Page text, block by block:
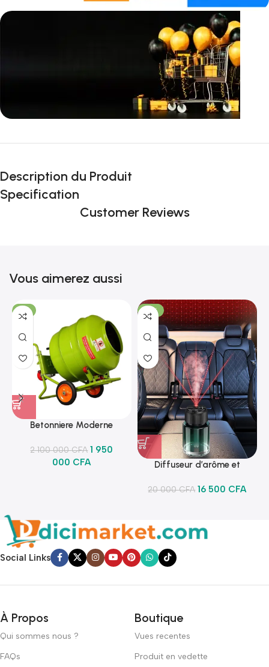
Incoryable offres
prix KDO
Description du Produit
Specification
Customer Reviews
Vous aimerez aussi
-7%
Betonniere Moderne
2 100 000CFA 1 950
000 CFA
-18%
Diffuseur d’arôme et
20 000CFA 16 500 CFA
Social Links
À Propos
Qui sommes nous ?
FAQs
Boutique
Vues recentes
Produit en vedette